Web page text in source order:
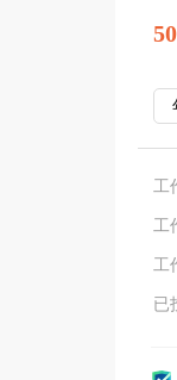
工
工
工
已